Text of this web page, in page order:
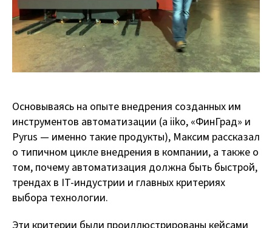
Основываясь на опыте внедрения созданных им
инструментов автоматизации (а iiko, «ФинГрад» и
Pyrus — именно такие продукты), Максим рассказал
о типичном цикле внедрения в компании, а также о
том, почему автоматизация должна быть быстрой,
трендах в IT-индустрии и главных критериях
выбора технологии.